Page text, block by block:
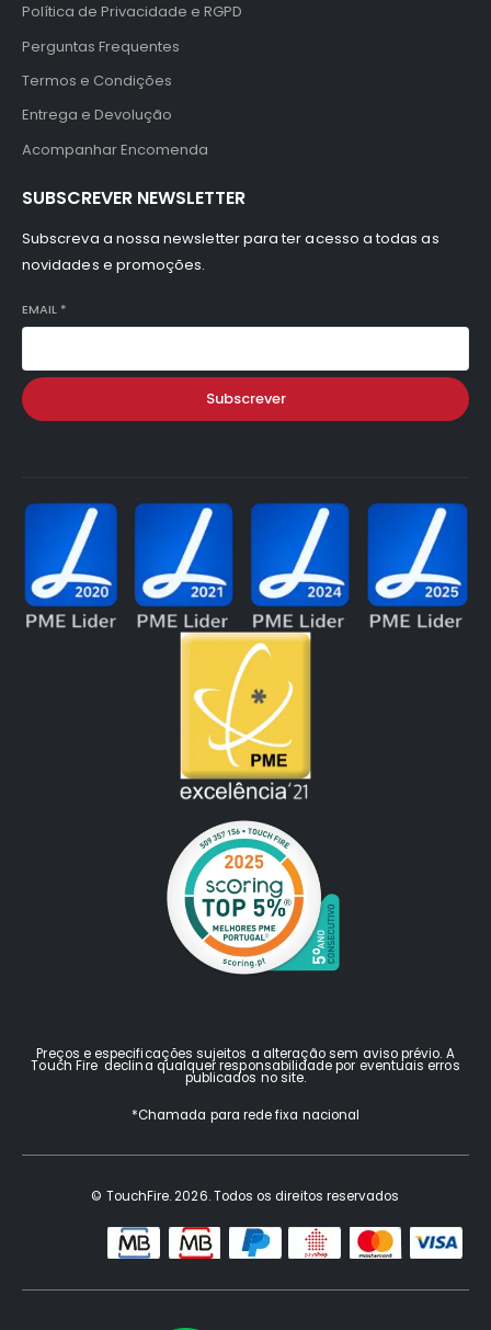
Política de Privacidade e RGPD
Perguntas Frequentes
Termos e Condições
Entrega e Devolução
Acompanhar Encomenda
SUBSCREVER NEWSLETTER
Subscreva a nossa newsletter para ter acesso a todas as
novidades e promoções.
EMAIL *
Subscrever
Preços e especificações sujeitos a alteração sem aviso prévio. A
Touch Fire declina qualquer responsabilidade por eventuais erros
publicados no site.
*Chamada para rede fixa nacional
© TouchFire. 2026. Todos os direitos reservados